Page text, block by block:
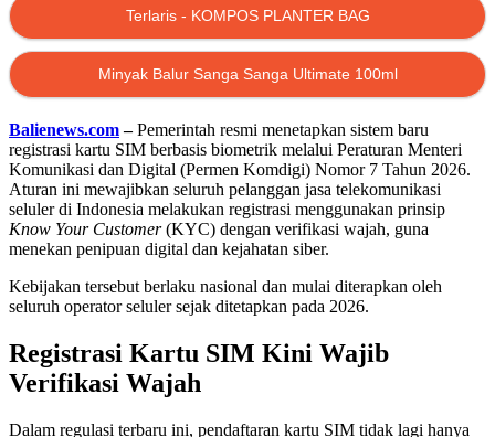
Terlaris - KOMPOS PLANTER BAG
Minyak Balur Sanga Sanga Ultimate 100ml
Balienews.com–Pemerintah resmi menetapkan sistem baru
registrasi kartu SIM berbasis biometrik melalui Peraturan Menteri
Komunikasi dan Digital (Permen Komdigi) Nomor 7 Tahun 2026.
Aturan ini mewajibkan seluruh pelanggan jasa telekomunikasi
seluler di Indonesia melakukan registrasi menggunakan prinsip
Know Your Customer(KYC) dengan verifikasi wajah, guna
menekan penipuan digital dan kejahatan siber.
Kebijakan tersebut berlaku nasional dan mulai diterapkan oleh
seluruh operator seluler sejak ditetapkan pada 2026.
Registrasi Kartu SIM Kini Wajib
Verifikasi Wajah
Dalam regulasi terbaru ini, pendaftaran kartu SIM tidak lagi hanya